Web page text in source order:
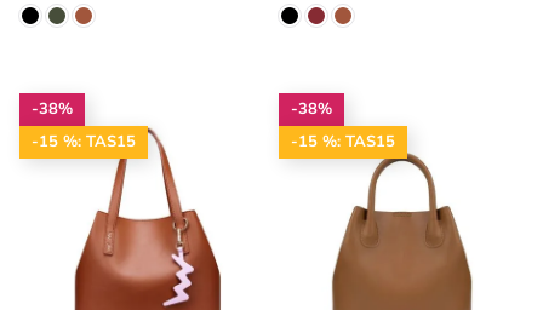
-38%
-15 %: TAS15
-38%
-15 %: TAS15